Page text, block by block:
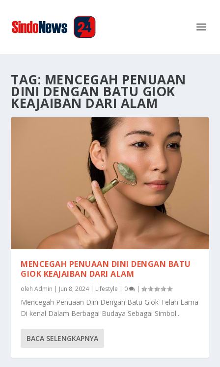
TAG: MENCEGAH PENUAAN
DINI DENGAN BATU GIOK
KEAJAIBAN DARI ALAM
MENCEGAH PENUAAN DINI DENGAN BATU
GIOK KEAJAIBAN DARI ALAM
olehAdmin | Jun 8, 2024| Lifestyle | 0 |
Mencegah Penuaan Dini Dengan Batu Giok Telah Lama
Di kenal Dalam Berbagai Budaya Sebagai Simbol...
BACA SELENGKAPNYA